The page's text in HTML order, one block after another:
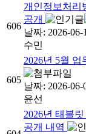
606
개인정보처리
공개
날짜: 2026-06-
수민
605
2026년 5월 업
날짜: 2026-06-
윤선
2026년 태블
공개 내역